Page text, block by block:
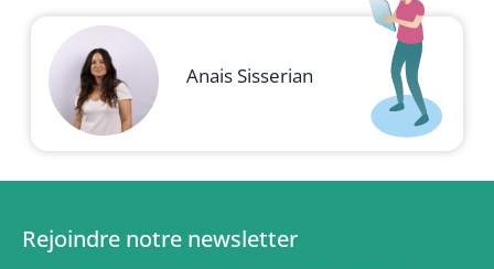
Anais Sisserian
Rejoindre notre newsletter